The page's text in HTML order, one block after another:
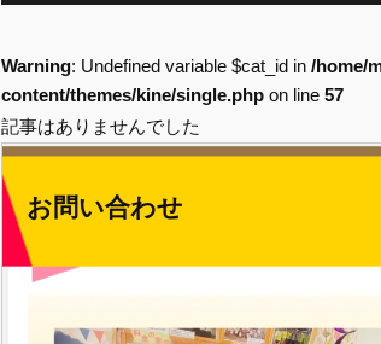
Warning: Undefined variable $cat_id in /home/
content/themes/kine/single.php on line 57
記事はありませんでした
お問い合わせ